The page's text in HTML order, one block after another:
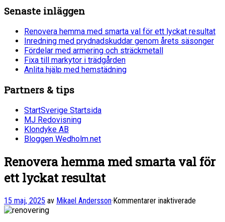
Senaste inläggen
Renovera hemma med smarta val för ett lyckat resultat
Inredning med prydnadskuddar genom årets säsonger
Fördelar med armering och sträckmetall
Fixa till markytor i trädgården
Anlita hjälp med hemstädning
Partners & tips
StartSverige Startsida
MJ Redovisning
Klondyke AB
Bloggen Wedholm.net
Renovera hemma med smarta val för
ett lyckat resultat
15 maj, 2025 av Mikael Andersson·Kommentarer inaktiverade